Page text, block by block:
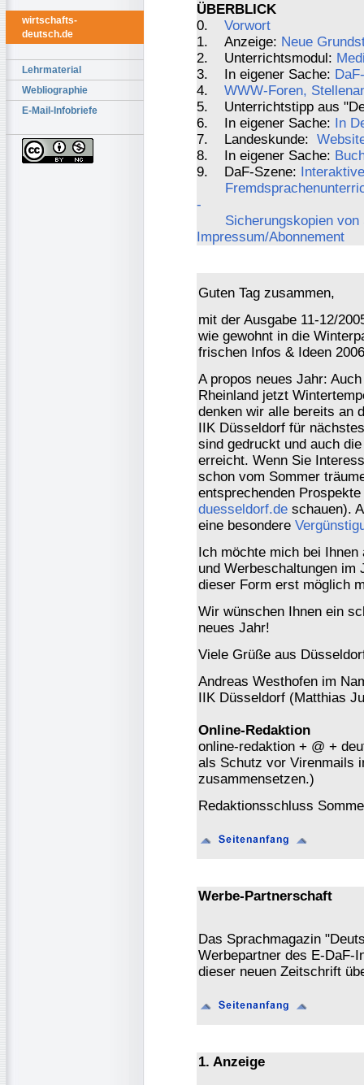
wirtschafts-
deutsch.de
Lehrmaterial
Webliographie
E-Mail-Infobriefe
ÜBERBLICK
0. Vorwort
1. Anzeige: Neue
2. Unterrichtsmodul:
3. In eigener Sache:
4. WWW-Foren,
5. Unterrichtstipp aus
6. In eigener Sache: In
7. Landeskunde:
8. In eigener Sache:
9. DaF-Szene:
-
Sicherungskopien
Impressum/Abonnement
Guten Tag zusammen,
mit der Ausgabe 11-12/
wie gewohnt in die
frischen Infos & Ideen
A propos neues Jahr:
Rheinland jetzt
denken wir alle bereits an
IIK Düsseldorf für
sind gedruckt und auch
erreicht. Wenn Sie
schon vom Sommer
entsprechenden
duesseldorf.de schauen).
eine besondere
Ich möchte mich bei
und Werbeschaltungen im
dieser Form erst möglich
Wir wünschen Ihnen ein
neues Jahr!
Viele Grüße aus
Andreas Westhofen im
IIK Düsseldorf (Matthias
Online-Redaktion
online-redaktion + @ +
als Schutz vor Virenmails
zusammensetzen.)
Redaktionsschluss
Werbe-Partnerschaft
Das Sprachmagazin
Werbepartner des E-DaF-
dieser neuen Zeitschrift
1. Anzeige